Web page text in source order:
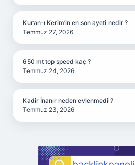
Kur’an-ı Kerim’in en son ayeti nedir ?
Temmuz 27, 2026
650 mt top speed kaç ?
Temmuz 24, 2026
Kadir İnanır neden evlenmedi ?
Temmuz 23, 2026